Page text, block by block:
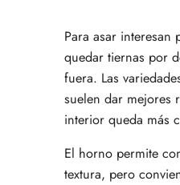
Para asar interesan
quedar tiernas por
fuera. Las
suelen dar mejores
interior queda más
El horno permite
textura, pero